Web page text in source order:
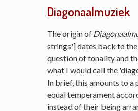
Diagonaalmuziek
The origin of
strings'] dates back to
question of tonality and
what I would call the
In brief, this amounts to
equal temperament
instead of their being